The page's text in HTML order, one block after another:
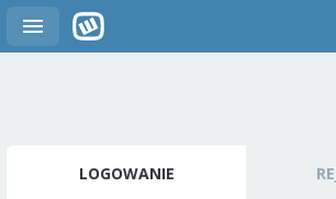
LOGOWANIE